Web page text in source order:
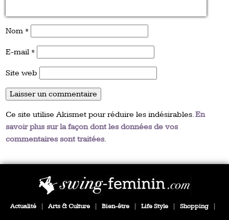
Nom *
E-mail *
Site web
Ce site utilise Akismet pour réduire les indésirables.En
savoir plus sur la façon dont les données de vos
commentaires sont traitées.
Actualité | Arts & Culture | Bien-être | Life Style | Shopping |